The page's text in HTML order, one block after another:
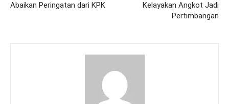
Abaikan Peringatan dari KPK
Kelayakan Angkot Jadi
Pertimbangan